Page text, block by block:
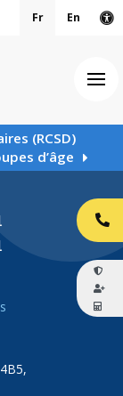
Fr En
(RCSD)
d’âge